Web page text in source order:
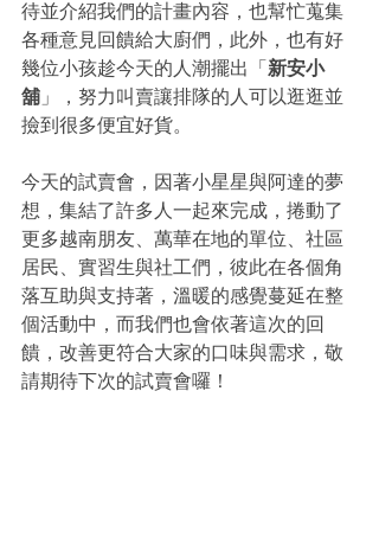
待並介紹我們的計畫內容，也幫忙蒐集
各種意見回饋給大廚們，此外，也有好
幾位小孩趁今天的人潮擺出「 新安小
舖」，努力叫賣讓排隊的人可以逛逛並
撿到很多便宜好貨。
今天的試賣會，因著小星星與阿達的夢
想，集結了許多人一起來完成，捲動了
更多越南朋友、萬華在地的單位、社區
居民、實習生與社工們，彼此在各個角
落互助與支持著，溫暖的感覺蔓延在整
個活動中，而我們也會依著這次的回
饋，改善更符合大家的口味與需求，敬
請期待下次的試賣會囉！